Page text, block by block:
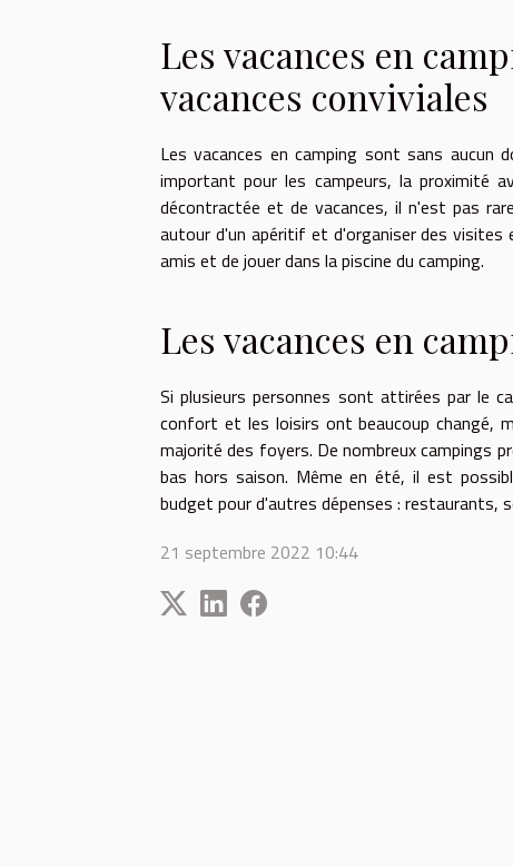
Les vacances en
vacances conviviales
Les vacances en camping sont sans aucun
important pour les campeurs, la proximité
décontractée et de vacances, il n'est pas
autour d'un apéritif et d'organiser des
amis et de jouer dans la piscine du camping.
Les vacances en
Si plusieurs personnes sont attirées par le
confort et les loisirs ont beaucoup changé,
majorité des foyers. De nombreux campings
bas hors saison. Même en été, il est
budget pour d'autres dépenses : restaurants,
21 septembre 2022 10:44